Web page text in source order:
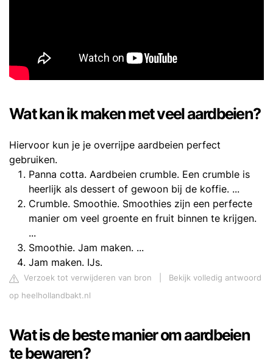
Wat kan ik maken met veel aardbeien?
Hiervoor kun je je overrijpe aardbeien perfect
gebruiken.
Panna cotta. Aardbeien crumble. Een crumble is
heerlijk als dessert of gewoon bij de koffie. ...
Crumble. Smoothie. Smoothies zijn een perfecte
manier om veel groente en fruit binnen te krijgen.
...
Smoothie. Jam maken. ...
Jam maken. IJs.
Verzoek tot verwijderen van bron
Bekijk volledig antwoord
op heelhollandbakt.nl
Wat is de beste manier om aardbeien
te bewaren?